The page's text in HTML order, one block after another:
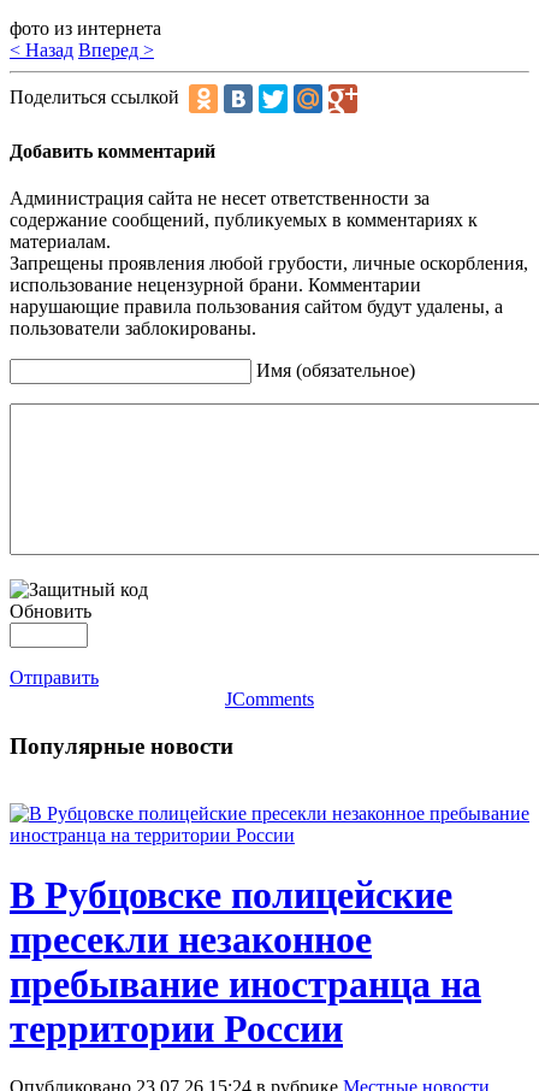
фото из интернета
< Назад Вперед >
Поделиться ссылкой
Добавить комментарий
Администрация сайта не несет ответственности за
содержание сообщений, публикуемых в комментариях к
материалам.
Запрещены проявления любой грубости, личные оскорбления,
использование нецензурной брани. Комментарии
нарушающие правила пользования сайтом будут удалены, а
пользователи заблокированы.
Имя (обязательное)
Обновить
Отправить
JComments
Популярные новости
В Рубцовске полицейские
пресекли незаконное
пребывание иностранца на
территории России